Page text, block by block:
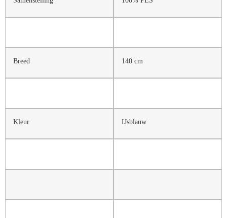
Breed 140 cm
Kleur IJsblauw